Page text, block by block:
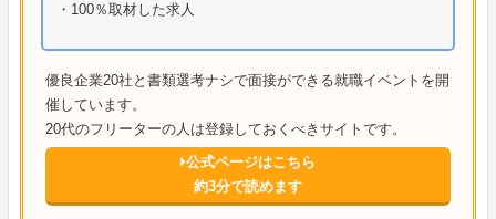
・100％取材した求人
優良企業20社と書類選考ナシで面接ができる就職イベントを開
催しています。
20代のフリーターの人は登録しておくべきサイトです。
公式ページはこちら
約3分で読めます